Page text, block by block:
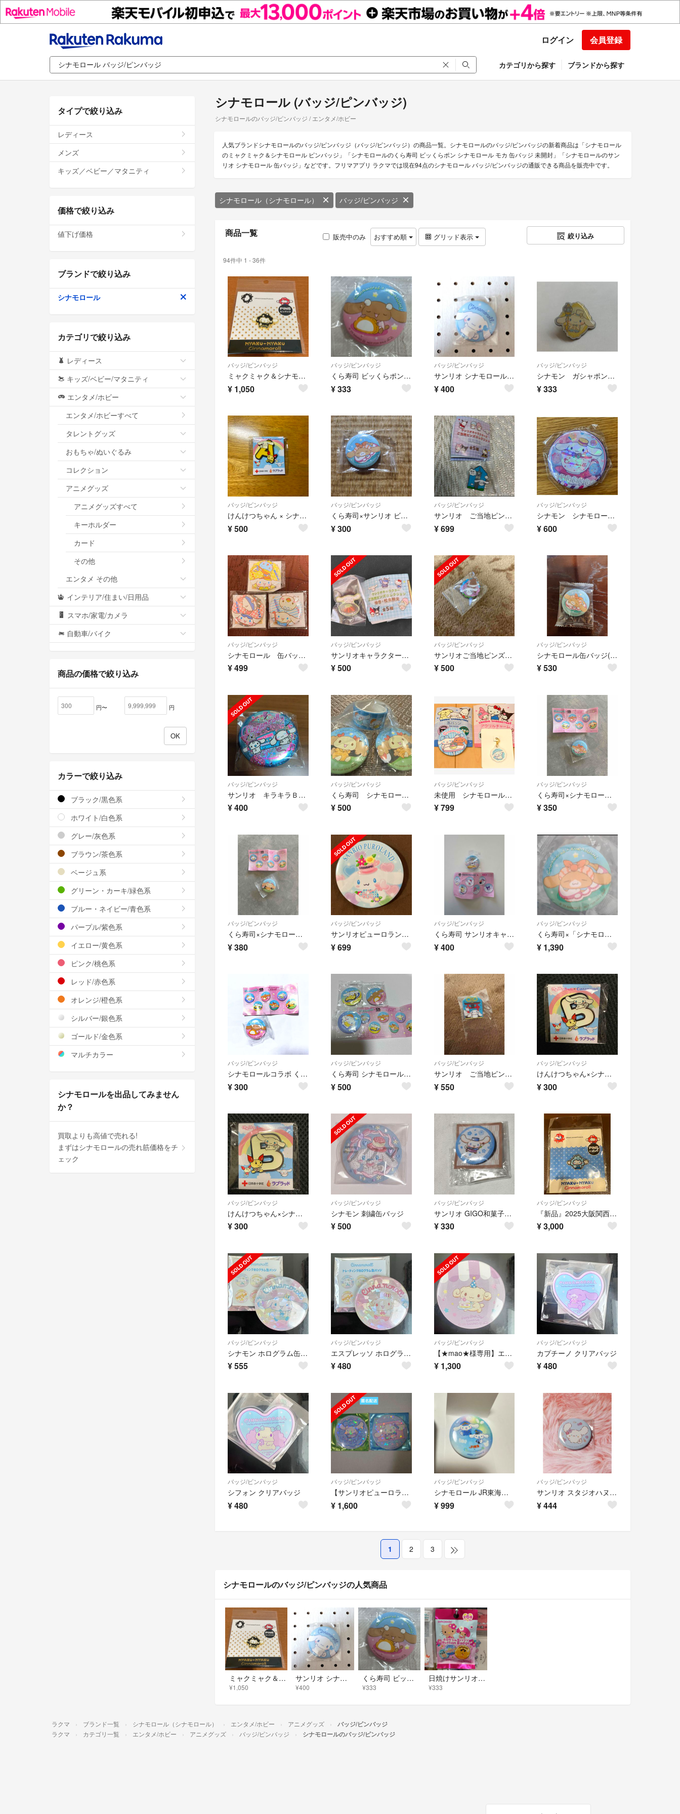
ログイン 会員登録
カテゴリから探す ブランドから探す
シナモロール (バッジ/ピンバッジ)
シナモロールのバッジ/ピンバッジ / エンタメ/ホビー
人気ブランドシナモロールのバッジ/ピンバッジ（バッジ/ピンバッジ）の商品一覧。シナモロールのバッジ/ピンバッジの新着商品は「シナモロール
のミャクミャク＆シナモロール ピンバッジ」「シナモロールのくら寿司 ビッくらポン シナモロール モカ 缶バッジ 未開封」「シナモロールのサン
リオ シナモロール 缶バッジ」などです。フリマアプリ ラクマでは現在94点のシナモロール バッジ/ピンバッジの通販できる商品を販売中です。
シナモロール（シナモロール） バッジ/ピンバッジ
商品一覧 販売中のみ おすすめ順 グリッド表示 絞り込み
94件中 1 - 36件
バッジ/ピンバッジ
ミャクミャク＆シナモロール ピンバッジ
¥ 1,050
バッジ/ピンバッジ
くら寿司 ビッくらポン シナモロール モカ 缶バッジ 未開封
¥333
バッジ/ピンバッジ
サンリオ シナモロール 缶バッジ
¥400
バッジ/ピンバッジ
シナモン ガシャポン ピンバッジ
¥333
バッジ/ピンバッジ
けんけつちゃん × シナモロール ピンバッジ A型 日本赤十字社 ラブラッド
¥500
バッジ/ピンバッジ
くら寿司×サンリオ ビッくらポン缶バッジ
¥300
バッジ/ピンバッジ
サンリオ ご当地ピンズコレクション 福岡限定 福岡タワー シナモロール
¥699
バッジ/ピンバッジ
シナモン シナモロール 缶バッジ
¥600
バッジ/ピンバッジ
シナモロール 缶バッジ 品川区 パラリンピック
¥499
バッジ/ピンバッジ
サンリオキャラクターご当地ピンズコレクション 仙台・松島限定 ガチャ シナモン
¥500
バッジ/ピンバッジ
サンリオご当地ピンズ 高尾山限定 シナモロール シナモン
¥500
バッジ/ピンバッジ
シナモロール缶バッジ(カプチーノ)
¥530
バッジ/ピンバッジ
サンリオ キラキラＢＩＧ缶バッジ
¥400
バッジ/ピンバッジ
くら寿司 シナモロール 缶バッチ テープ
¥500
バッジ/ピンバッジ
未使用 シナモロール Cinnamoroll 缶バッジとアクリルチャーム 2点
¥799
バッジ/ピンバッジ
くら寿司×シナモロール カプチーノ 缶バッジ サンリオ
¥350
バッジ/ピンバッジ
くら寿司×シナモロール シフォン 缶バッジ サンリオ
¥380
バッジ/ピンバッジ
サンリオピューロランド オリジナル 缶バッジ
¥699
バッジ/ピンバッジ
くら寿司 サンリオキャラクターズ 缶バッジ シナモロール
¥400
バッジ/ピンバッジ
くら寿司×「シナモロール」オリジナルグッズ 缶バッチ ④ カプチーノ「ビッくらポ
¥ 1,390
バッジ/ピンバッジ
シナモロールコラボ くら寿司 びっくらぽん 缶バッジ モカちゃん
¥300
バッジ/ピンバッジ
くら寿司 シナモロール 缶バッチ 3種
¥500
バッジ/ピンバッジ
サンリオ ご当地ピンズコレクション 京都限定 シナモン
¥550
バッジ/ピンバッジ
けんけつちゃん×シナモンロール/ピンバッチB
¥300
バッジ/ピンバッジ
けんけつちゃん×シナモンロール/ピンバッチB
¥300
バッジ/ピンバッジ
シナモン 刺繍缶バッジ
¥500
バッジ/ピンバッジ
サンリオ GIGO和菓子ティータイム ミニ缶バッジ シナモロール
¥330
バッジ/ピンバッジ
『新品』2025大阪関西万博 サンリオミャクミャク ピンバッジ シナモロール
¥3,000
バッジ/ピンバッジ
シナモン ホログラム缶バッジ
¥555
バッジ/ピンバッジ
エスプレッソ ホログラム缶バッジ
¥480
バッジ/ピンバッジ
【★mao★様専用】エスプレッソ 3点
¥ 1,300
バッジ/ピンバッジ
カプチーノ クリアバッジ
¥480
バッジ/ピンバッジ
シフォン クリアバッジ
¥480
バッジ/ピンバッジ
【サンリオピューロランド】ネオナツマツリⅡ /縁日/シナモロール/缶バッジ
¥ 1,600
バッジ/ピンバッジ
シナモロール JR東海コラボ ランダムバッジ 限定
¥999
バッジ/ピンバッジ
サンリオ スタジオハヌル コラボ 缶バッジ シナモロール
¥444
1 2 3
シナモロールのバッジ/ピンバッジの人気商品
ミャクミャク＆シナモロール ピンバッジ
¥1,050
サンリオ シナモロール 缶バッジ
¥400
くら寿司 ビッくらポン シナモロール モカ 缶バッジ 未開封
¥333
日焼けサンリオ 缶バッジ シナモロール
¥333
タイプで絞り込み
レディース
メンズ
キッズ／ベビー／マタニティ
価格で絞り込み
値下げ価格
ブランドで絞り込み
シナモロール
カテゴリで絞り込み
レディース
キッズ/ベビー/マタニティ
エンタメ/ホビー
エンタメ/ホビーすべて
タレントグッズ
おもちゃ/ぬいぐるみ
コレクション
アニメグッズ
アニメグッズすべて
キーホルダー
カード
その他
エンタメ その他
インテリア/住まい/日用品
スマホ/家電/カメラ
自動車/バイク
商品の価格で絞り込み
円〜 円
カラーで絞り込み
ブラック/黒色系
ホワイト/白色系
グレー/灰色系
ブラウン/茶色系
ベージュ系
グリーン・カーキ/緑色系
ブルー・ネイビー/青色系
パープル/紫色系
イエロー/黄色系
ピンク/桃色系
レッド/赤色系
オレンジ/橙色系
シルバー/銀色系
ゴールド/金色系
マルチカラー
シナモロールを出品してみません
か？
買取よりも高値で売れる!
まずはシナモロールの売れ筋価格をチ
ェック
ラクマ ブランド一覧 シナモロール（シナモロール） エンタメ/ホビー アニメグッズ バッジ/ピンバッジ
ラクマ カテゴリ一覧 エンタメ/ホビー アニメグッズ バッジ/ピンバッジ シナモロールのバッジ/ピンバッジ